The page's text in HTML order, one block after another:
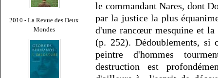
2010 - La Revue des Deux
Mondes
le commandant Nares, dont
par la justice la plus
d'une rancœur mesquine et
(p. 252). Dédoublements, si
peintre d'hommes
destruction est